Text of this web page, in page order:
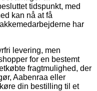
tidspunkt, med
kan nå at få
har
levering, men
for en bestemt
fragtmulighed, der
Aabenraa eller
din bestilling til et